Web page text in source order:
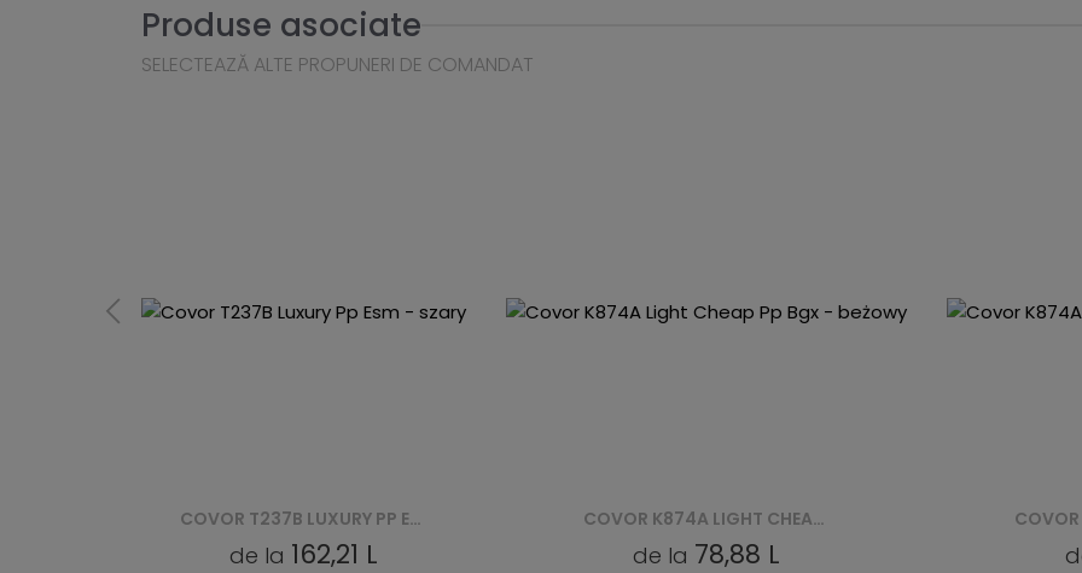
Produse asociate
SELECTEAZĂ ALTE PROPUNERI DE COMANDAT
de la78,88 L de la 78,88 L